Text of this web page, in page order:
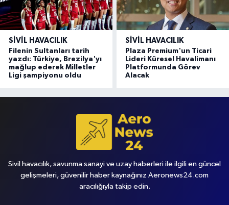
SIVIL HAVACILIK
Filenin Sultanları tarih
yazdı: Türkiye, Brezilya'yı
mağlup ederek Milletler
Ligi şampiyonu oldu
SIVIL HAVACILIK
Plaza Premium'un Ticari
Lideri Küresel Havalimanı
Platformunda Görev
Alacak
Sivil havacılık, savunma sanayi ve uzay haberleri ile ilgili en güncel
gelişmeleri, güvenilir haber kaynağınız Aeronews24.com
aracılığıyla takip edin.